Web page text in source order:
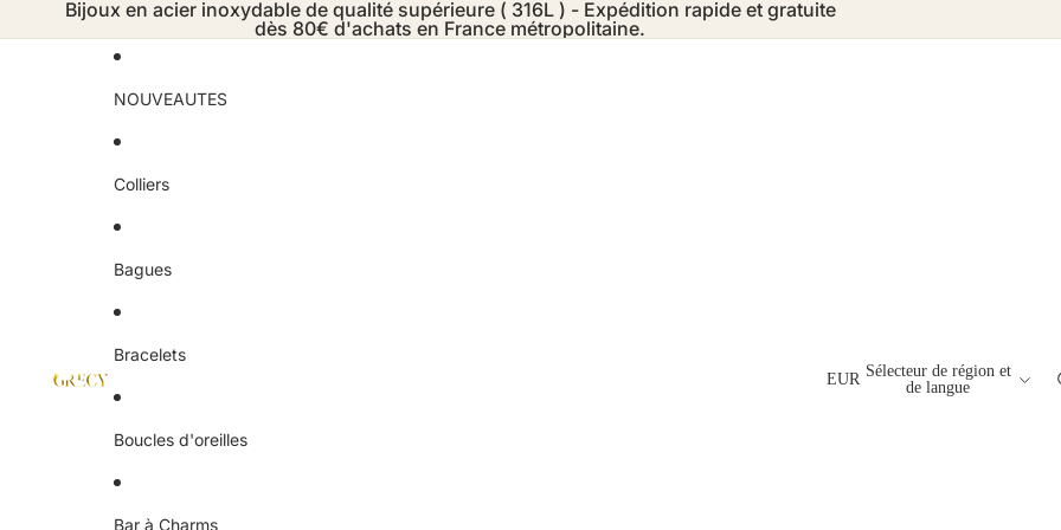
Bijoux en acier inoxydable de qualité supérieure ( 316L ) - Expédition rapide et gratuite
dès 80€ d'achats en France métropolitaine.
NOUVEAUTES
Colliers
Bagues
Bracelets
Boucles d'oreilles
Bar à Charms
EUR Sélecteur de région et
de langue